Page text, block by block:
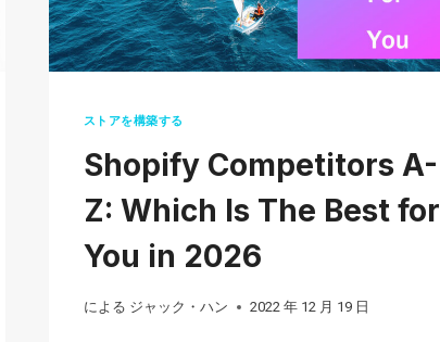
ストアを構築する
Shopify Competitors A-
Z: Which Is The Best for
You in 2026
による ジャック・ハン 2022 年 12 月 19 日